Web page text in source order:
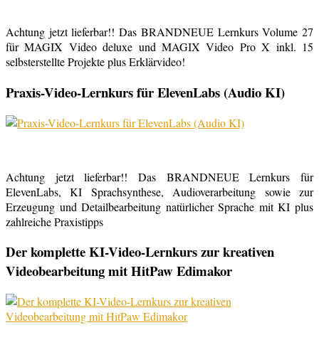
Achtung jetzt lieferbar!! Das BRANDNEUE Lernkurs Volume 27
für MAGIX Video deluxe und MAGIX Video Pro X inkl. 15
selbsterstellte Projekte plus Erklärvideo!
Praxis-Video-Lernkurs für ElevenLabs (Audio KI)
Achtung jetzt lieferbar!! Das BRANDNEUE Lernkurs für
ElevenLabs, KI Sprachsynthese, Audioverarbeitung sowie zur
Erzeugung und Detailbearbeitung natürlicher Sprache mit KI plus
zahlreiche Praxistipps
Der komplette KI-Video-Lernkurs zur kreativen
Videobearbeitung mit HitPaw Edimakor